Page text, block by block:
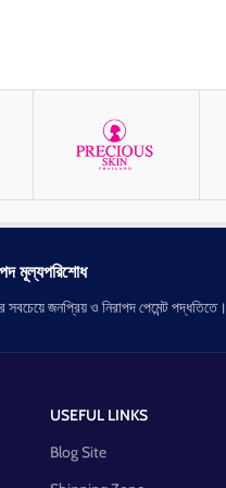
মূল্যপরিশোধ
জনপ্রিয় ও নিরাপদ পেমেন্ট পদ্ধতিতে।
USEFUL LINKS
Blog Site